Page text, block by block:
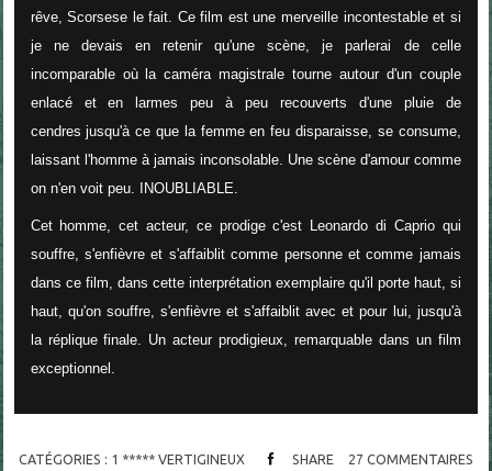
rêve, Scorsese le fait. Ce film est une merveille incontestable et si
je ne devais en retenir qu'une scène, je parlerai de celle
incomparable où la caméra magistrale tourne autour d'un couple
enlacé et en larmes peu à peu recouverts d'une pluie de
cendres jusqu'à ce que la femme en feu disparaisse, se consume,
laissant l'homme à jamais inconsolable. Une scène d'amour comme
on n'en voit peu. INOUBLIABLE.
Cet homme, cet acteur, ce prodige c'est Leonardo di Caprio qui
souffre, s'enfièvre et s'affaiblit comme personne et comme jamais
dans ce film, dans cette interprétation exemplaire qu'il porte haut, si
haut, qu'on souffre, s'enfièvre et s'affaiblit avec et pour lui, jusqu'à
la réplique finale. Un acteur prodigieux, remarquable dans un film
exceptionnel.
CATÉGORIES : 1 ***** VERTIGINEUX SHARE 27 COMMENTAIRES